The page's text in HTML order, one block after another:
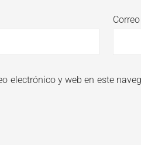
electrónico y web en este